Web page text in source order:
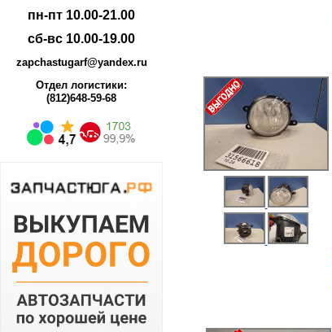
пн-пт 10.00-21.00
сб-вс 10.00-19.00
zapchastugarf@yandex.ru
Отдел логистики:
(812)648-59-68